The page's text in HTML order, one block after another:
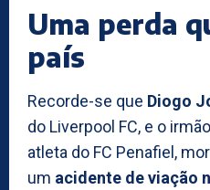
Uma perda
país
Recorde-se que Diogo
do Liverpool FC, e o
atleta do FC Penafiel,
um acidente de viação